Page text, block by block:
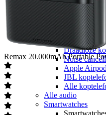
Bluetooth
JBL speakers
Alle speakers
Koptelefoons
Koptelefoons
Draadloze
Noise
Apple
JBL
Alle
Alle audio
Smartwatches
Remax 20.000mAh Portable